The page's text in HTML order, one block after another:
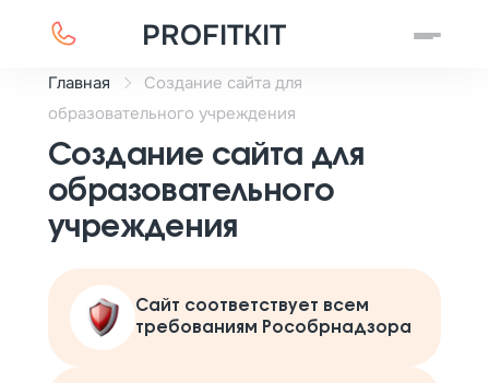
PROFITKIT
Главная
Создание сайта для
образовательного учреждения
Создание сайта для
образовательного
учреждения
Сайт соответствует всем
требованиям Рособрнадзора